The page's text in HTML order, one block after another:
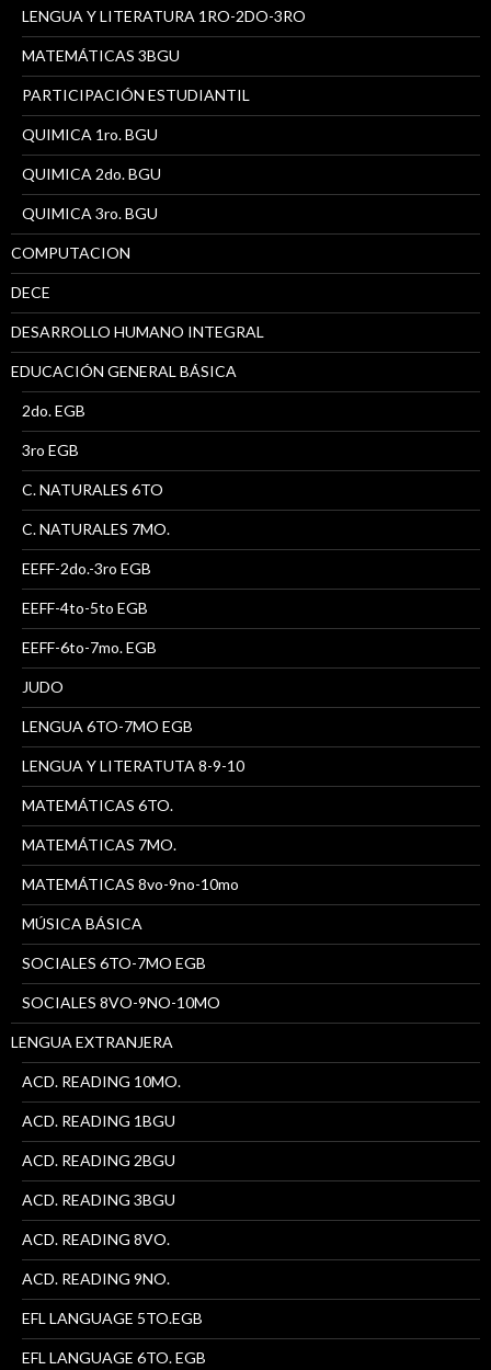
LENGUA Y LITERATURA 1RO-2DO-3RO
MATEMÁTICAS 3BGU
PARTICIPACIÓN ESTUDIANTIL
QUIMICA 1ro. BGU
QUIMICA 2do. BGU
QUIMICA 3ro. BGU
COMPUTACION
DECE
DESARROLLO HUMANO INTEGRAL
EDUCACIÓN GENERAL BÁSICA
2do. EGB
3ro EGB
C. NATURALES 6TO
C. NATURALES 7MO.
EEFF-2do.-3ro EGB
EEFF-4to-5to EGB
EEFF-6to-7mo. EGB
JUDO
LENGUA 6TO-7MO EGB
LENGUA Y LITERATUTA 8-9-10
MATEMÁTICAS 6TO.
MATEMÁTICAS 7MO.
MATEMÁTICAS 8vo-9no-10mo
MÚSICA BÁSICA
SOCIALES 6TO-7MO EGB
SOCIALES 8VO-9NO-10MO
LENGUA EXTRANJERA
ACD. READING 10MO.
ACD. READING 1BGU
ACD. READING 2BGU
ACD. READING 3BGU
ACD. READING 8VO.
ACD. READING 9NO.
EFL LANGUAGE 5TO.EGB
EFL LANGUAGE 6TO. EGB